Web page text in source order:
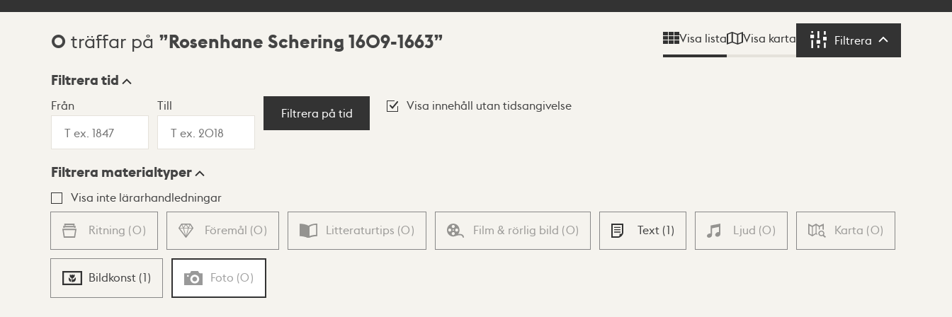
Sökresultat
0 träffar på Rosenhane Schering 1609-1663 Visa lista Visa karta Filtrera Filtrera
Visningsläge
Lista Karta
Filtrera tid
Från Till
Filtrera på tid
Visa innehåll utan tidsangivelse
Filtrera materialtyper
Visa inte lärarhandledningar
Ritning (0) Föremål (0) Litteraturtips (0) Film & rörlig bild (0) Text (1) Ljud (0) Karta (0)
Bildkonst (1) Foto (0)